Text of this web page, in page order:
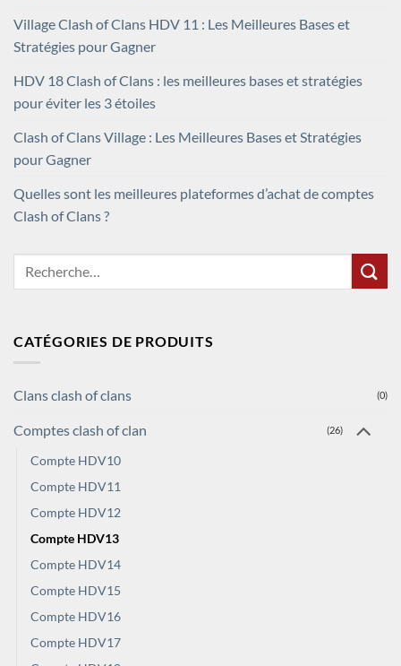
Village Clash of Clans HDV 11 : Les Meilleures Bases et
Stratégies pour Gagner
HDV 18 Clash of Clans : les meilleures bases et stratégies
pour éviter les 3 étoiles
Clash of Clans Village : Les Meilleures Bases et Stratégies
pour Gagner
Quelles sont les meilleures plateformes d’achat de comptes
Clash of Clans ?
CATÉGORIES DE PRODUITS
Clans clash of clans (0)
Comptes clash of clan (26)
Compte HDV10
Compte HDV11
Compte HDV12
Compte HDV13
Compte HDV14
Compte HDV15
Compte HDV16
Compte HDV17